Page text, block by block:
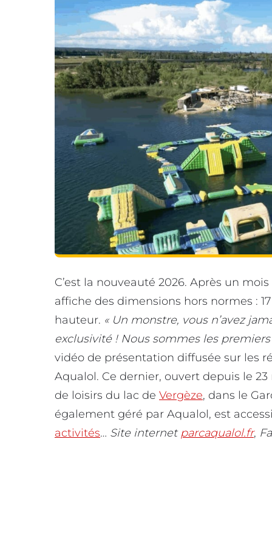
C’est la nouveauté 2026. Après un
affiche des dimensions hors normes :
hauteur. « Un monstre, vous n’avez
exclusivité ! Nous sommes les premiers
vidéo de présentation diffusée sur les
Aqualol. Ce dernier, ouvert depuis le
de loisirs du lac de Vergèze, dans le
également géré par Aqualol, est
activités… Site internet parcaqualol.fr,